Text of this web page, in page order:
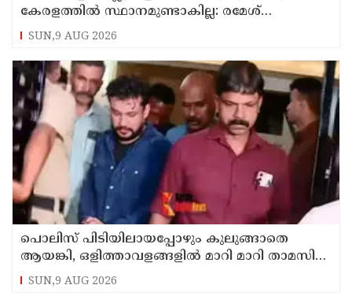
കേരളത്തില്‍ സ്ഥാനമുണ്ടാകില്ല: രമേശ്
ചെന്നിത്തല
SUN,9 AUG 2026
പൊലിസ് പിടിയിലായപ്പോഴും കുലുങ്ങാതെ
ആയങ്കി, ഒളിത്താവളങ്ങളില്‍ മാറി മാറി താമസിച്ച്
കണ്ണൂരിലെ ക്വട്ടേഷന്‍ നേതാവ്
SUN,9 AUG 2026